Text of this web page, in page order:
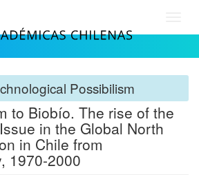
Possibilism
to Biobío. The rise of the
in the Global North
in Chile from
1970-2000